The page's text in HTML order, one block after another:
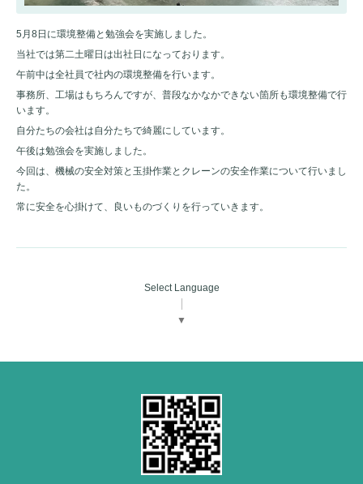
5月8日に環境整備と勉強会を実施しました。
当社では第二土曜日は出社日になっております。
午前中は全社員で社内の環境整備を行います。
事務所、工場はもちろんですが、普段なかなかできない箇所も環境整備で行
います。
自分たちの会社は自分たちで綺麗にしています。
午後は勉強会を実施しました。
今回は、機械の安全対策と玉掛作業とクレーンの安全作業について行いまし
た。
常に安全を心掛けて、良いものづくりを行っていきます。
Select Language
▼